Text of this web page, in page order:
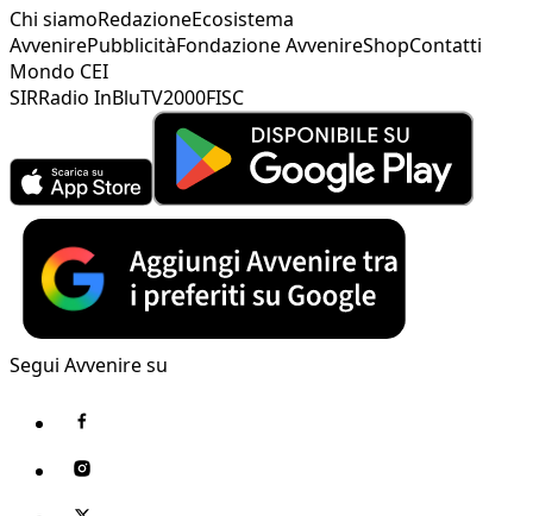
Chi siamoRedazioneEcosistema
AvvenirePubblicitàFondazione AvvenireShopContatti
Mondo CEI
SIRRadio InBluTV2000FISC
Segui Avvenire su